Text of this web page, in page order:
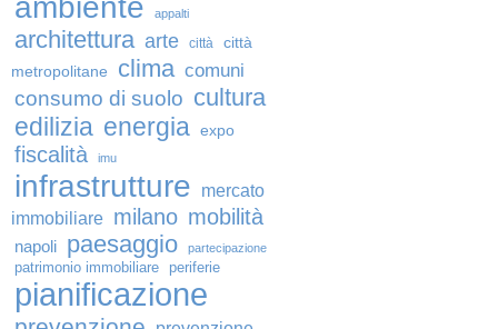
appalti
architettura arte città
città
metropolitane
clima comuni
consumo di suolo cultura
edilizia energia expo
fiscalità imu
infrastrutture
mercato
immobiliare milano mobilità
napoli paesaggio partecipazione
patrimonio immobiliare periferie
pianificazione